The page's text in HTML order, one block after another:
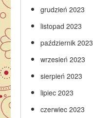
grudzień 2023
listopad 2023
październik 2023
wrzesień 2023
sierpień 2023
lipiec 2023
czerwiec 2023